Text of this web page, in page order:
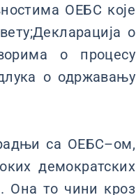
ОЕБС које
о
о процесу
о одржавању
са ОЕБС–ом,
демократских
Она то чини кроз